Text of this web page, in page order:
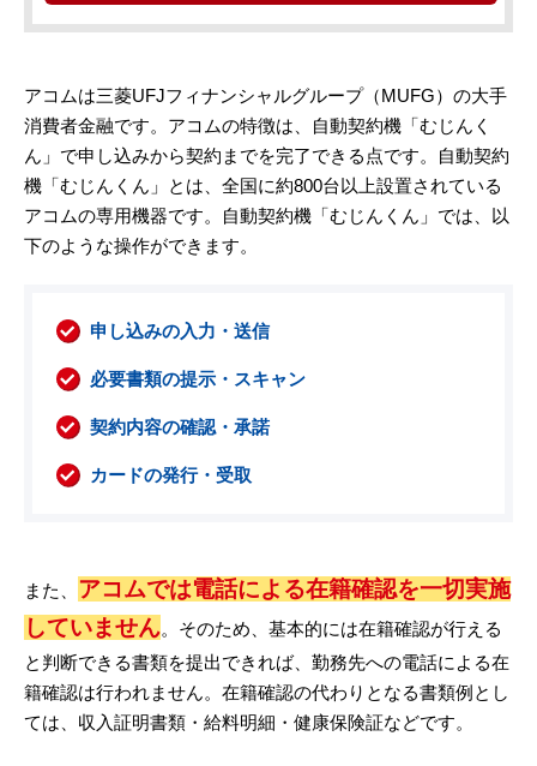
アコムは三菱UFJフィナンシャルグループ（MUFG）の大手
消費者金融です。アコムの特徴は、自動契約機「むじんく
ん」で申し込みから契約までを完了できる点です。自動契約
機「むじんくん」とは、全国に約800台以上設置されている
アコムの専用機器です。自動契約機「むじんくん」では、以
下のような操作ができます。
申し込みの入力・送信
必要書類の提示・スキャン
契約内容の確認・承諾
カードの発行・受取
また、
アコムでは電話による在籍確認を一切実施
していません。そのため、基本的には在籍確認が行える
と判断できる書類を提出できれば、勤務先への電話による在
籍確認は行われません。在籍確認の代わりとなる書類例とし
ては、収入証明書類・給料明細・健康保険証などです。